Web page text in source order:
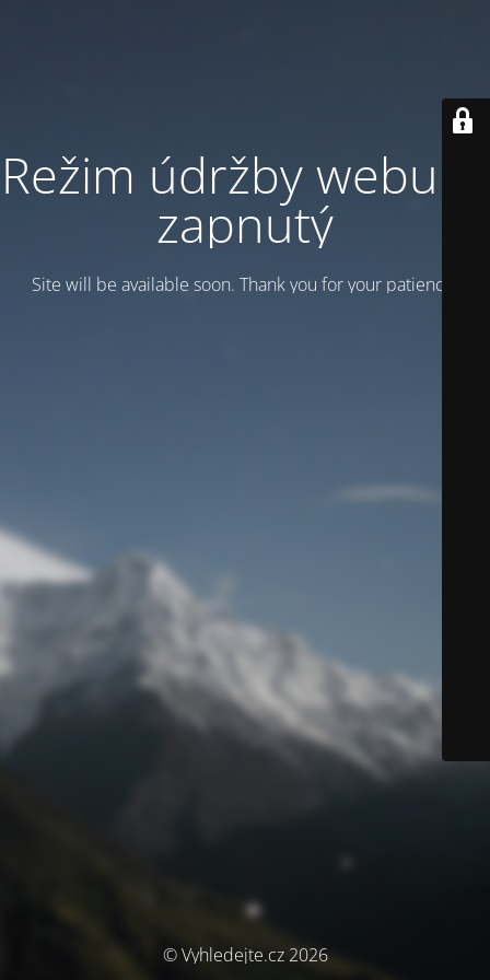
Režim údržby webu je
zapnutý
Site will be available soon. Thank you for your patience!
© Vyhledejte.cz 2026